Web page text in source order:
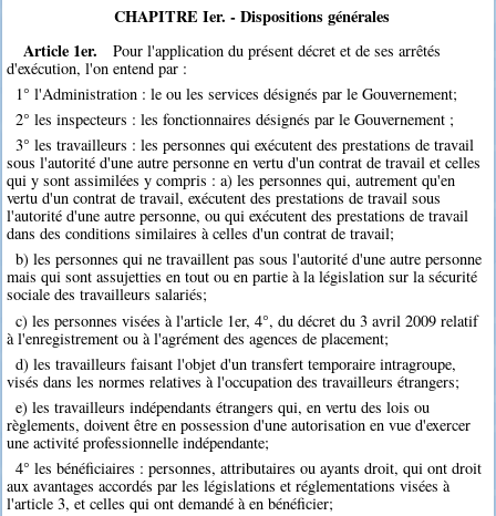
CHAPITRE Ier. - Dispositions générales
Article 1er.
Pour l'application du présent décret et de ses arrêtés
d'exécution, l'on entend par :
1° l'Administration : le ou les services désignés par le Gouvernement;
2° les inspecteurs : les fonctionnaires désignés par le Gouvernement ;
3° les travailleurs : les personnes qui exécutent des prestations de travail
sous l'autorité d'une autre personne en vertu d'un contrat de travail et celles
qui y sont assimilées y compris : a) les personnes qui, autrement qu'en
vertu d'un contrat de travail, exécutent des prestations de travail sous
l'autorité d'une autre personne, ou qui exécutent des prestations de travail
dans des conditions similaires à celles d'un contrat de travail;
b) les personnes qui ne travaillent pas sous l'autorité d'une autre personne
mais qui sont assujetties en tout ou en partie à la législation sur la sécurité
sociale des travailleurs salariés;
c) les personnes visées à l'article 1er, 4°, du décret du 3 avril 2009 relatif
à l'enregistrement ou à l'agrément des agences de placement;
d) les travailleurs faisant l'objet d'un transfert temporaire intragroupe,
visés dans les normes relatives à l'occupation des travailleurs étrangers;
e) les travailleurs indépendants étrangers qui, en vertu des lois ou
règlements, doivent être en possession d'une autorisation en vue d'exercer
une activité professionnelle indépendante;
4° les bénéficiaires : personnes, attributaires ou ayants droit, qui ont droit
aux avantages accordés par les législations et réglementations visées à
l'article 3, et celles qui ont demandé à en bénéficier;